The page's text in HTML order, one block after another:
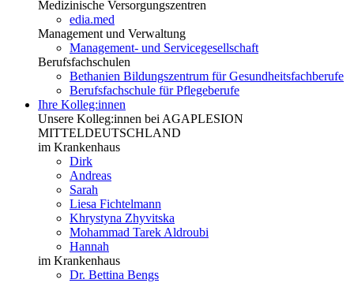
Medizinische Versorgungszentren
edia.med
Management und Verwaltung
Management- und Servicegesellschaft
Berufsfachschulen
Bethanien Bildungszentrum für Gesundheitsfachberufe
Berufsfachschule für Pflegeberufe
Ihre Kolleg:innen
Unsere Kolleg:innen bei AGAPLESION
MITTELDEUTSCHLAND
im Krankenhaus
Dirk
Andreas
Sarah
Liesa Fichtelmann
Khrystyna Zhyvitska
Mohammad Tarek Aldroubi
Hannah
im Krankenhaus
Dr. Bettina Bengs